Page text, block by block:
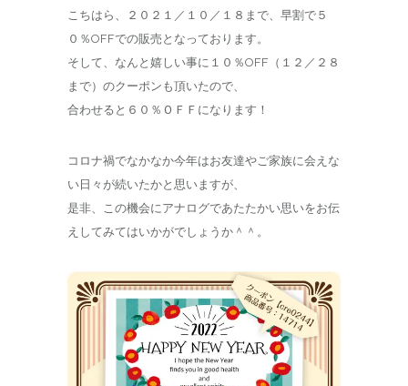
こちはら、２０２１／１０／１８まで、早割で５
０％OFFでの販売となっております。
そして、なんと嬉しい事に１０％OFF（１２／２８
まで）のクーポンも頂いたので、
合わせると６０％ＯＦＦになります！
コロナ禍でなかなか今年はお友達やご家族に会えな
い日々が続いたかと思いますが、
是非、この機会にアナログであたたかい思いをお伝
えしてみてはいかがでしょうか＾＾。